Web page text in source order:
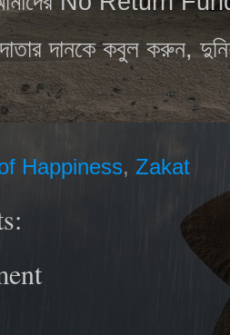
দানকে কবুল করুন,
Happiness, Zakat